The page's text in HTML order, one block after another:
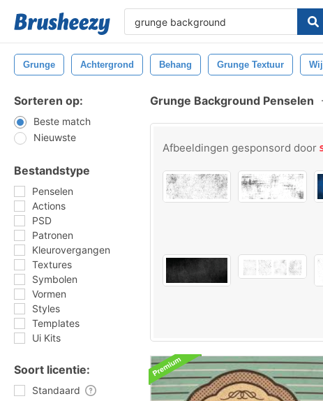
Grunge Achtergrond Behang Grunge Textuur
Sorteren op:
Beste match
Nieuwste
Bestandstype
Penselen
Actions
PSD
Patronen
Kleurovergangen
Textures
Symbolen
Vormen
Styles
Templates
Ui Kits
Soort licentie:
Standaard
Grunge Background Penselen
Afbeeldingen gesponsord door